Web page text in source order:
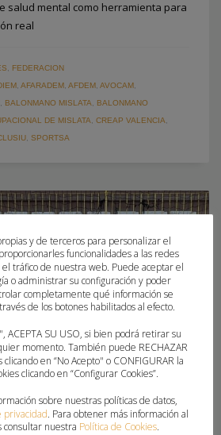
salud mental como herramienta para
real
FEDERACION
AFARADEM AFDEM AVOCAM
BALONMANO MISLATA
BALONMANO
DE MISLATA CREAP VALENCIA
SPORTSA
y de terceros para personalizar el
funcionalidades a las redes
el tráfico de nuestra web. Puede aceptar el
o administrar su configuración y poder
completamente qué información se
de los botones habilitados al efecto.
ACEPTA SU USO, si bien podrá retirar su
momento. También puede RECHAZAR
en “No Acepto" o CONFIGURAR la
clicando en “Configurar Cookies”.
sobre nuestras políticas de datos,
privacidad. Para obtener más información al
consultar nuestra Política de Cookies.